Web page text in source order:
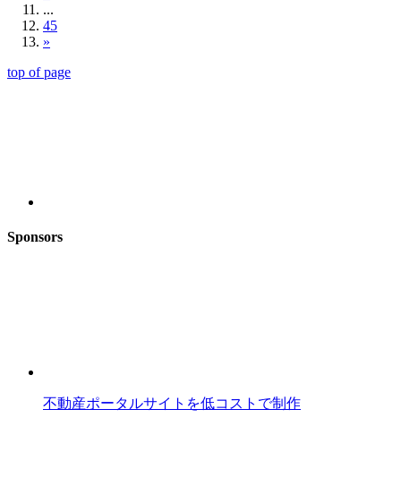
...
45
»
top of page
Sponsors
不動産ポータルサイトを低コストで制作